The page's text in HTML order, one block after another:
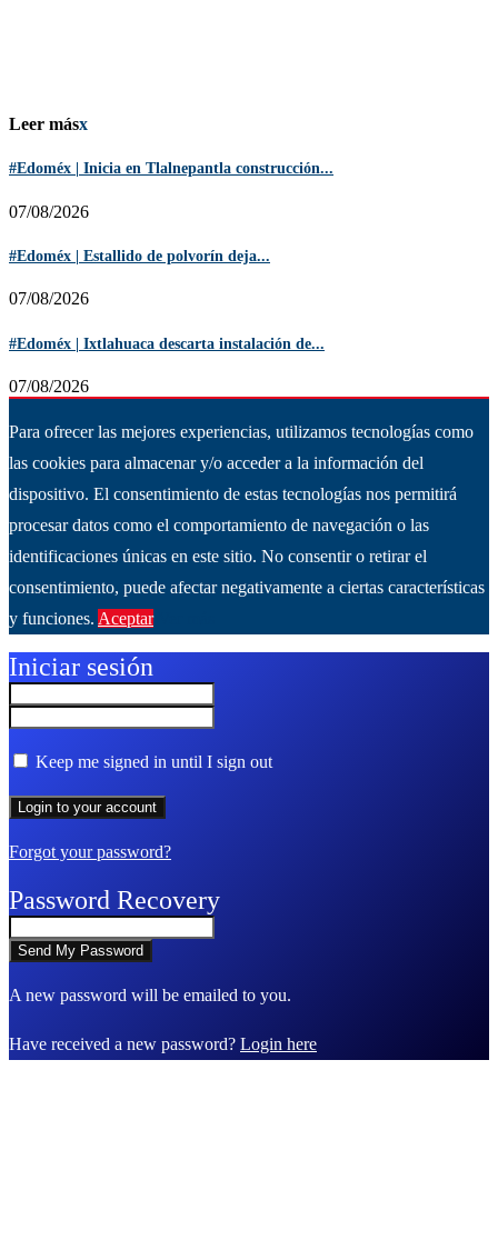
Leer másx
#Edoméx | Inicia en Tlalnepantla construcción...
07/08/2026
#Edoméx | Estallido de polvorín deja...
07/08/2026
#Edoméx | Ixtlahuaca descarta instalación de...
07/08/2026
Para ofrecer las mejores experiencias, utilizamos tecnologías como
las cookies para almacenar y/o acceder a la información del
dispositivo. El consentimiento de estas tecnologías nos permitirá
procesar datos como el comportamiento de navegación o las
identificaciones únicas en este sitio. No consentir o retirar el
consentimiento, puede afectar negativamente a ciertas características
y funciones. Aceptar
Iniciar sesión
Keep me signed in until I sign out
Forgot your password?
Password Recovery
A new password will be emailed to you.
Have received a new password? Login here